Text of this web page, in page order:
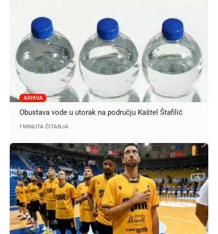
ARHIVA
Obustava vode u utorak na području Kaštel Štafilić
1 MINUTA ČITANJA